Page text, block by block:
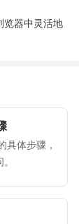
览器中灵活地
具体步骤，